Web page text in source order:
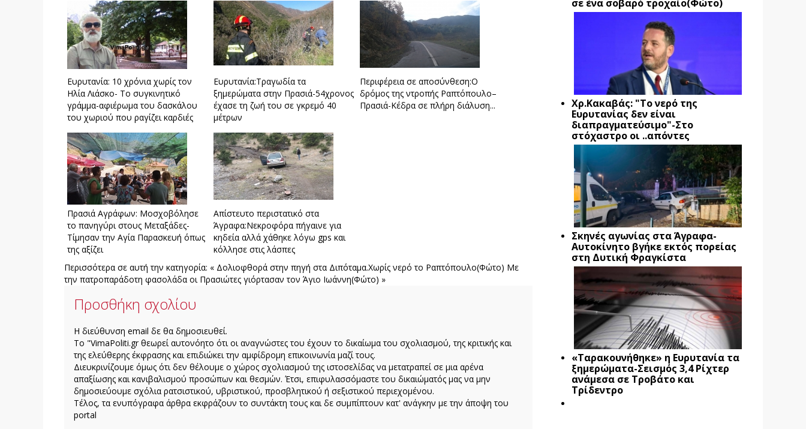
Ευρυτανία: 10 χρόνια χωρίς τον
Ηλία Λιάσκο- Το συγκινητικό
γράμμα-αφιέρωμα του δασκάλου
του χωριού που ραγίζει καρδιές
Ευρυτανία:Τραγωδία τα
ξημερώματα στην Πρασιά-54χρονος
έχασε τη ζωή του σε γκρεμό 40
μέτρων
Περιφέρεια σε αποσύνθεση:Ο
δρόμος της ντροπής Ραπτόπουλο–
Πρασιά-Κέδρα σε πλήρη διάλυση...
Πρασιά Αγράφων: Μοσχοβόλησε
το πανηγύρι στους Μεταξάδες-
Tίμησαν την Αγία Παρασκευή όπως
της αξίζει
Απίστευτο περιστατικό στα
Άγραφα:Nεκροφόρα πήγαινε για
κηδεία αλλά χάθηκε λόγω gps και
κόλλησε στις λάσπες
Περισσότερα σε αυτή την κατηγορία: « Δολιοφθορά στην πηγή στα Διπόταμα.Χωρίς νερό το Ραπτόπουλο(Φώτο) Με
την πατροπαράδοτη φασολάδα οι Πρασιώτες γιόρτασαν τον Άγιο Ιωάννη(Φώτο) »
Προσθήκη σχολίου
H διεύθυνση email δε θα δημοσιευθεί.
Το "VimaPoliti.gr θεωρεί αυτονόητο ότι οι αναγνώστες του έχουν το δικαίωμα του σχολιασμού, της κριτικής και
της ελεύθερης έκφρασης και επιδιώκει την αμφίδρομη επικοινωνία μαζί τους.
Διευκρινίζουμε όμως ότι δεν θέλουμε ο χώρος σχολιασμού της ιστοσελίδας να μετατραπεί σε μια αρένα
απαξίωσης και κανιβαλισμού προσώπων και θεσμών. Έτσι, επιφυλασσόμαστε του δικαιώματός μας να μην
δημοσιεύουμε σχόλια ρατσιστικού, υβριστικού, προσβλητικού ή σεξιστικού περιεχομένου.
Τέλος, τα ενυπόγραφα άρθρα εκφράζουν το συντάκτη τους και δε συμπίπτουν κατ' ανάγκην με την άποψη του
portal
σε ένα σοβαρό τροχαίο(Φώτο)
Xρ.Κακαβάς: "Το νερό της
Ευρυτανίας δεν είναι
διαπραγματεύσιμο"-Στο
στόχαστρο οι ..απόντες
Σκηνές αγωνίας στα Άγραφα-
Αυτοκίνητο βγήκε εκτός πορείας
στη Δυτική Φραγκίστα
«Ταρακουνήθηκε» η Ευρυτανία τα
ξημερώματα-Σεισμός 3,4 Ρίχτερ
ανάμεσα σε Τροβάτο και
Τρίδεντρο